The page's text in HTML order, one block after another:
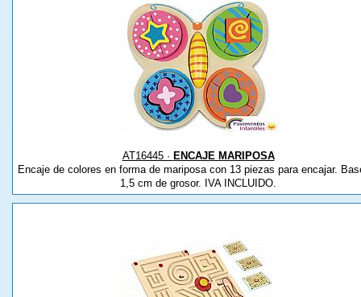
AT16445 · ENCAJE MARIPOSA
Encaje de colores en forma de mariposa con 13 piezas para encajar.
1,5 cm de grosor. IVA INCLUIDO.